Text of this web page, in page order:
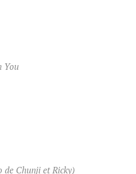
You
de Chunji et Ricky)